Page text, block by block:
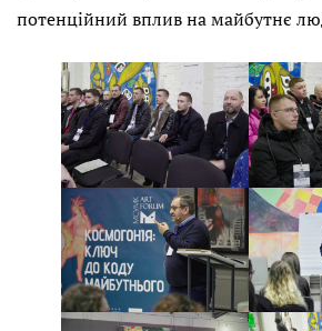
потенційний вплив на майбутнє